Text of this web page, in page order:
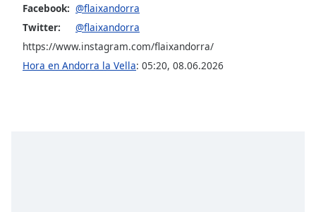
Track
Picture-
in-
Facebook: @flaixandorra
Twitter:
@flaixandorra
https://www.instagram.com/flaixandorra/
Hora en Andorra la Vella: 05:20, 08.06.2026